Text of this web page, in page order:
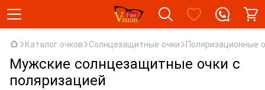
Каталог очков Солнцезащитные очки Поляризационные
Мужские солнцезащитные очки с
поляризацией